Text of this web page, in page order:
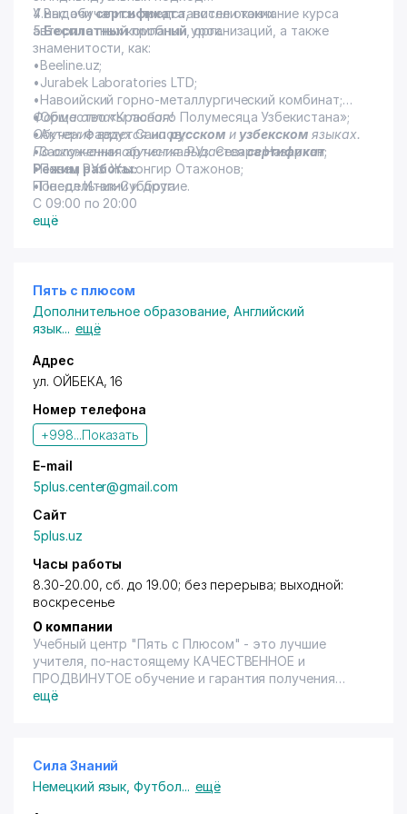
4.Выдачисертификата, после окончание курса
5.Бесплатныйпробный урок.
У нас обучались представители таких
авторитетных компаний, организаций, а также
знаменитости, как:
•Beeline.uz;
•Jurabek Laboratories LTD;
•Навоийский горно-металлургический комбинат;
•Общество «Красного Полумесяца Узбекистана»;
•Актер: Фаррух Саипов;
•Заслуженная артистка РУз: Севара Назархан;
•Певец РУз: Жахонгир Отажонов;
•Посол Италии и другие.
Форма оплаты любая!
Обучение ведется на русском и узбекском языках.
По окончании обучения выдаетсясертификат.
Режим работы:
Понедельник-Суббота
С 09:00 по 20:00
ещё
Пять с плюсом
Дополнительное образование, Английский
язык... ещё
Адрес
ул. ОЙБЕКА, 16
Номер телефона
+998...Показать
E-mail
5plus.center@gmail.com
Сайт
5plus.uz
Часы работы
8.30-20.00, сб. до 19.00; без перерыва; выходной:
воскресенье
О компании
Учебный центр "Пять с Плюсом" - это лучшие
учителя, по-настоящему КАЧЕСТВЕННОЕ и
ПРОДВИНУТОЕ обучение и гарантия получения
лучших знаний!! Мы помогаем Вам постичь красоты
поступлению в любые ВУЗы и ЛИЦЕИ Узбекистана,
России и практически всего мира!! Кроме этого, мы
поможем Вам легко и быстро подтянуть ваш
ещё
Сила Знаний
Немецкий язык ,Футбол... ещё